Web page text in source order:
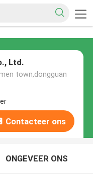
Ltd.
town,dongguan
Contacteer ons
ONGEVEER ONS